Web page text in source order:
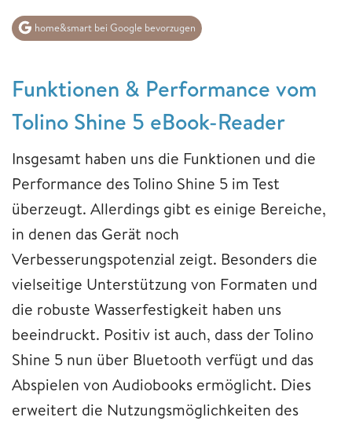
home&smart bei Google bevorzugen
Funktionen & Performance vom
Tolino Shine 5 eBook-Reader
Insgesamt haben uns die Funktionen und die
Performance des Tolino Shine 5 im Test
überzeugt. Allerdings gibt es einige Bereiche,
in denen das Gerät noch
Verbesserungspotenzial zeigt. Besonders die
vielseitige Unterstützung von Formaten und
die robuste Wasserfestigkeit haben uns
beeindruckt. Positiv ist auch, dass der Tolino
Shine 5 nun über Bluetooth verfügt und das
Abspielen von Audiobooks ermöglicht. Dies
erweitert die Nutzungsmöglichkeiten des